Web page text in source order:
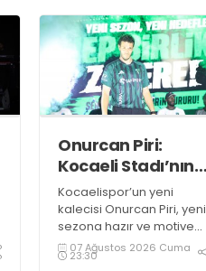
Onurcan Piri:
Kocaeli Stadı’nın
atmosferini
biliyorum
Kocaelispor’un yeni
kalecisi Onurcan Piri, yeni
sezona hazır ve motive
olduklarını ifade etti.
07 Ağustos 2026 Cuma
23:30